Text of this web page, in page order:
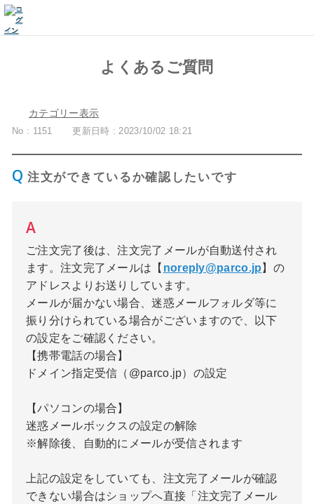
よくあるご質問
カテゴリー表示
No : 1151 更新日時 : 2023/10/02 18:21
注文ができているか確認したいです
ご注文完了後は、注文完了メールが自動送付され
ます。注文完了メールは【 noreply@parco.jp 】の
アドレスよりお送りしています。
メールが届かない場合、迷惑メールフォルダ等に
振り分けられている場合がございますので、以下
の設定をご確認ください。
【携帯電話の場合】
ドメイン指定受信（@parco.jp）の設定
【パソコンの場合】
迷惑メールボックスの設定の解除
※解除後、自動的にメールが受信されます
上記の設定をしていても、注文完了メールが確認
できない場合はショップへ直接「注文完了メール